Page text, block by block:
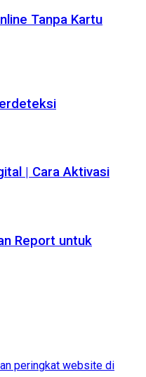
Tanpa Kartu
| Cara Aktivasi
Report untuk